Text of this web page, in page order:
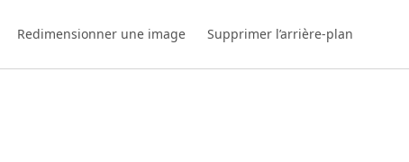
Redimensionner une image Supprimer l’arrière-plan